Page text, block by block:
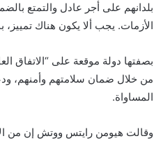
بلدانهم على أجر عادل والتمتع
الأزمات. يجب ألا يكون هناك
بصفتها دولة موقعة على “الاتفاق
من خلال ضمان سلامتهم وأمنهم،
المساواة.
وقالت هيومن رايتس ووتش إن من